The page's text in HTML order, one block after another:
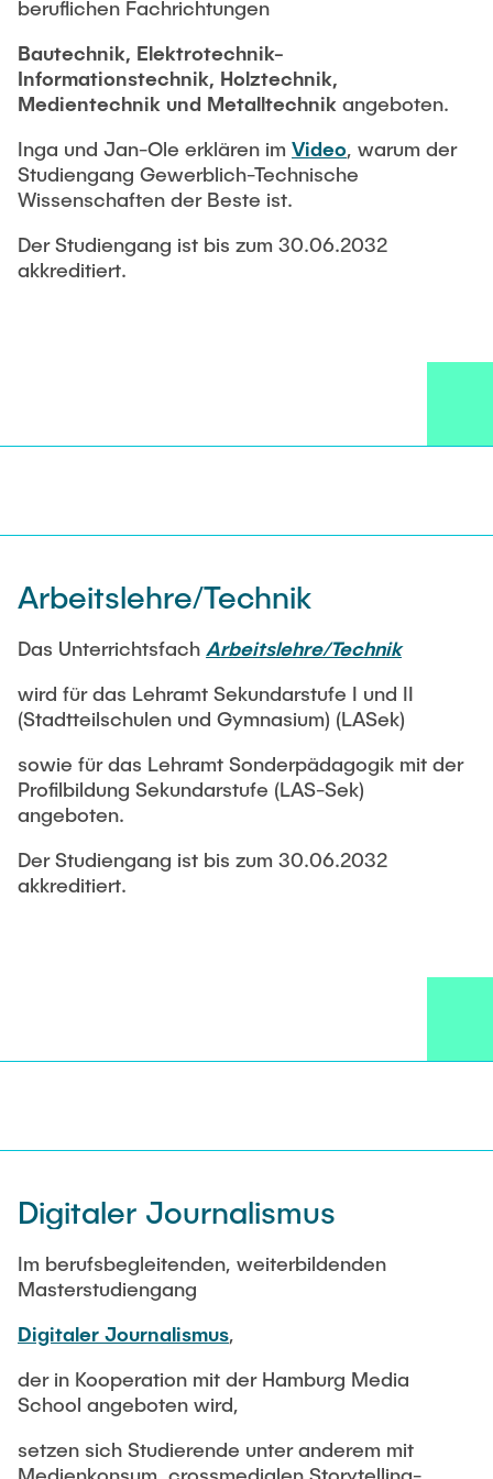
Lehre und Lernen
Best Practices Lehre
Hochschuldidaktik - ZLL
Lehre im europäischen Verbund (ECIU)
WorkINGLab / Makerspace
Interdisziplinärer Workshop des FSP
„Biobasierte Prozesse und
Reaktortechnologien“
Studienbereich FIT
Institute im Überblick
beruflichen Fachrichtungen
Bautechnik, Elektrotechnik-
Informationstechnik, Holztechnik,
Medientechnik und Metalltechnik angeboten.
Inga und Jan-Ole erklären im Video, warum der
Studiengang Gewerblich-Technische
Wissenschaften der Beste ist.
Der Studiengang ist bis zum 30.06.2032
akkreditiert.
Arbeitslehre/Technik
Das Unterrichtsfach Arbeitslehre/Technik
wird für das Lehramt Sekundarstufe I und II
(Stadtteilschulen und Gymnasium) (LASek)
sowie für das Lehramt Sonderpädagogik mit der
Profilbildung Sekundarstufe (LAS-Sek)
angeboten.
Der Studiengang ist bis zum 30.06.2032
akkreditiert.
Digitaler Journalismus
Im berufsbegleitenden, weiterbildenden
Masterstudiengang
Digitaler Journalismus,
der in Kooperation mit der Hamburg Media
School angeboten wird,
setzen sich Studierende unter anderem mit